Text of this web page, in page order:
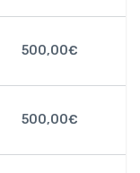
500,00€
500,00€